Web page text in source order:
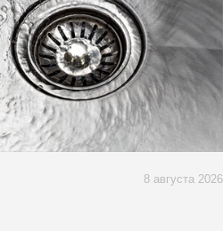
8 августа 2026